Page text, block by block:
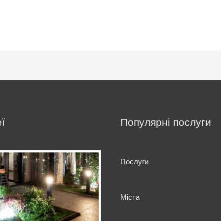
Популярні послуги
Послуги
Міста